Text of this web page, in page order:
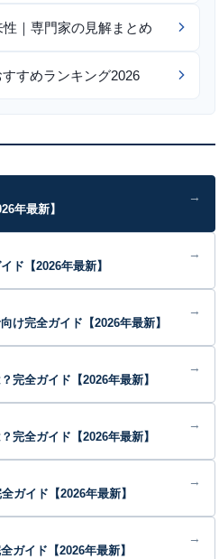
｜専門家の見解まとめ
すめランキング2026
年最新】
→
ド【2026年最新】
→
け完全ガイド【2026年最新】
→
完全ガイド【2026年最新】
→
完全ガイド【2026年最新】
→
ガイド【2026年最新】
→
ガイド【2026年最新】
→